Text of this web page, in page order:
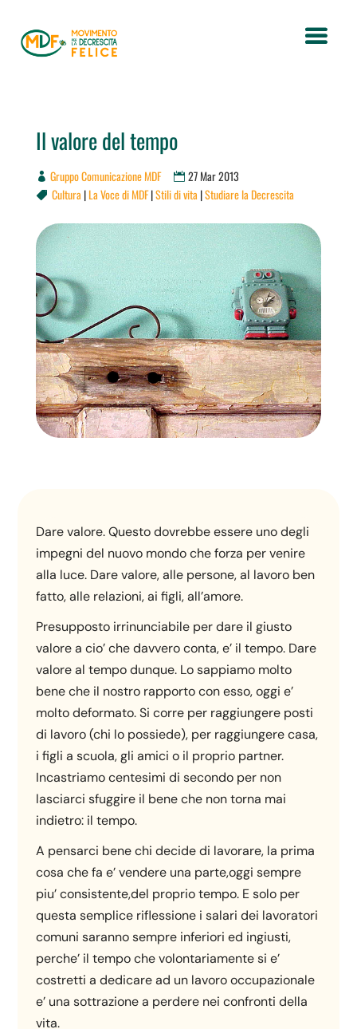
Il valore del tempo
Gruppo Comunicazione MDF 27 Mar 2013
 Cultura |La Voce di MDF|Stili di vita |Studiare la Decrescita
Dare valore. Questo dovrebbe essere uno degli
impegni del nuovo mondo che forza per venire
alla luce. Dare valore, alle persone, al lavoro ben
fatto, alle relazioni, ai figli, all’amore.
Presupposto irrinunciabile per dare il giusto
valore a cio’ che davvero conta, e’ il tempo. Dare
valore al tempo dunque. Lo sappiamo molto
bene che il nostro rapporto con esso, oggi e’
molto deformato. Si corre per raggiungere posti
di lavoro (chi lo possiede), per raggiungere casa,
i figli a scuola, gli amici o il proprio partner.
Incastriamo centesimi di secondo per non
lasciarci sfuggire il bene che non torna mai
indietro: il tempo.
A pensarci bene chi decide di lavorare, la prima
cosa che fa e’ vendere una parte,oggi sempre
piu’ consistente,del proprio tempo. E solo per
questa semplice riflessione i salari dei lavoratori
comuni saranno sempre inferiori ed ingiusti,
perche’ il tempo che volontariamente si e’
costretti a dedicare ad un lavoro occupazionale
e’ una sottrazione a perdere nei confronti della
vita.